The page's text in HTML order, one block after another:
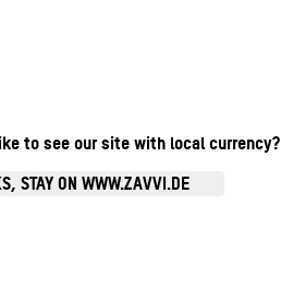
to see our site with local currency?
STAY ON WWW.ZAVVI.DE